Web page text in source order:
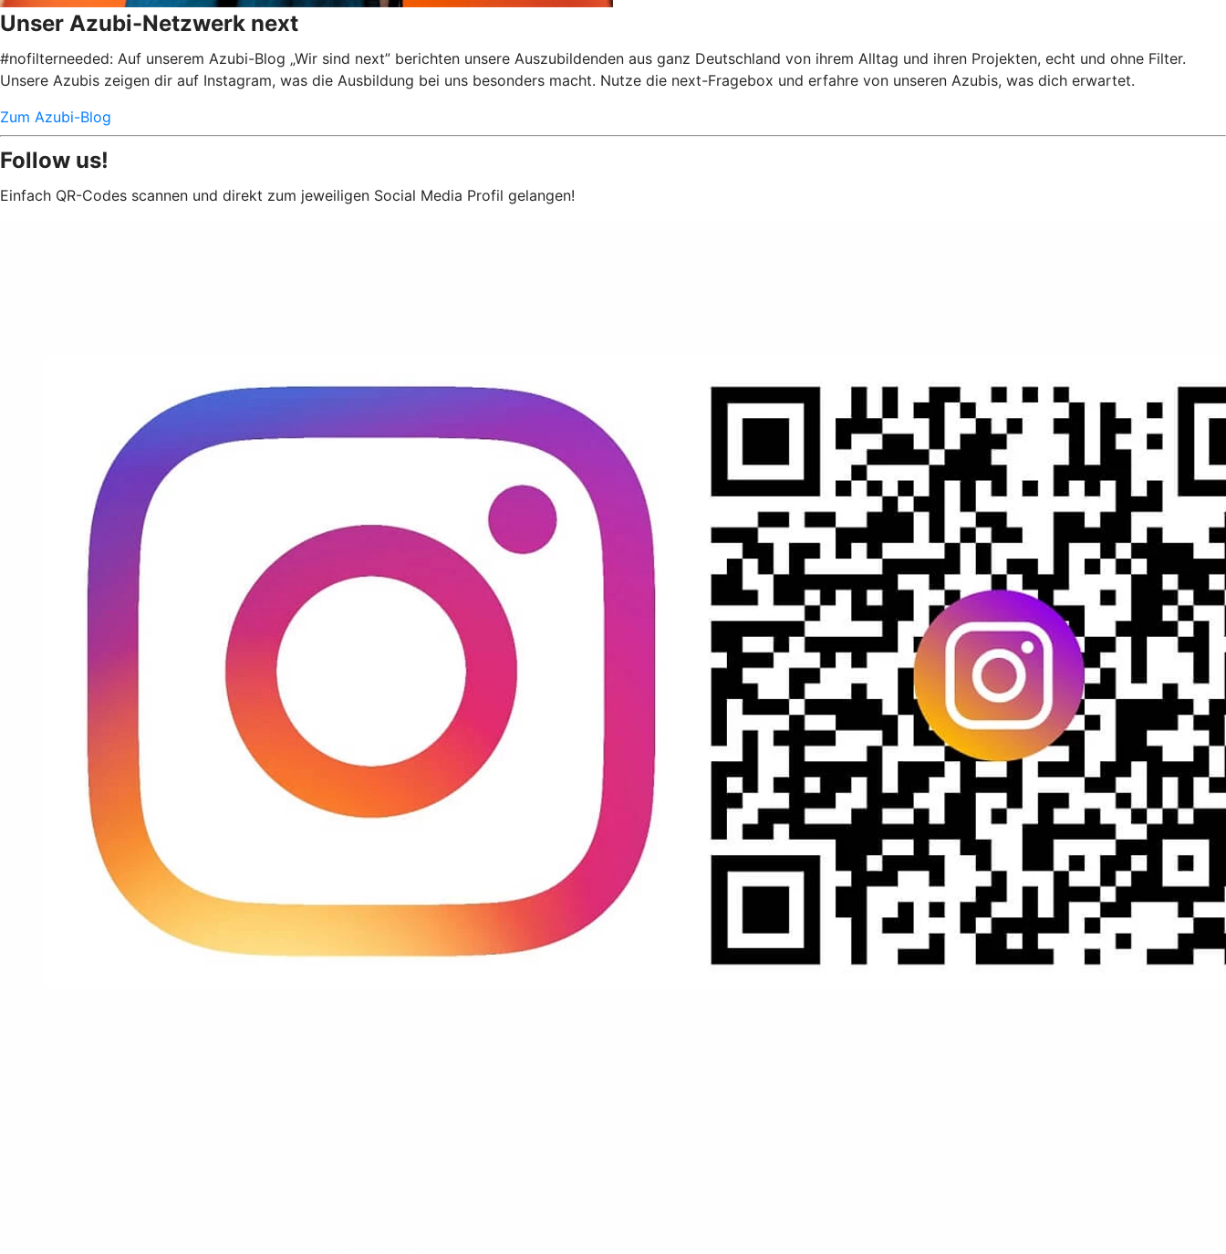
Unser Azubi-Netzwerk next
#nofilterneeded: Auf unserem Azubi-Blog „Wir sind next” berichten unsere Auszubildenden aus ganz Deutschland von ihrem Alltag und ihren Projekten, echt und ohne Filter.
Unsere Azubis zeigen dir auf Instagram, was die Ausbildung bei uns besonders macht. Nutze die next-Fragebox und erfahre von unseren Azubis, was dich erwartet.
Zum Azubi-Blog
Follow us!
Einfach QR-Codes scannen und direkt zum jeweiligen Social Media Profil gelangen!